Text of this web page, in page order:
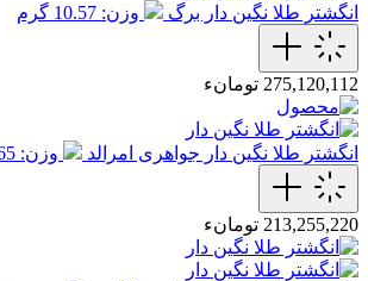
انگشتر طلا نگین دار برگ وزن: 10.57 گرم
275,120,112 تومانء
انگشتر طلا نگین دار جواهری امرالد وزن: 8.265 گرم
213,255,220 تومانء